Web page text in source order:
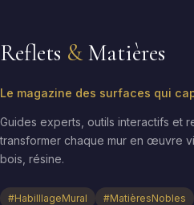
Reflets & Matières
Le magazine des surfaces qui
Guides experts, outils interactifs et
transformer chaque mur en œuvre
bois, résine.
#HabilllageMural #MatièresNobles